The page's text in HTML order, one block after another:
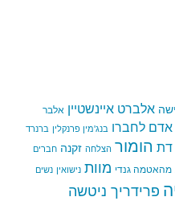
אלברט איינשטיין אלבר
אדם לחברו בנג'מין פרנקלין ברנרד
דת הומור הצלחה זקנה חברים
מהאטמה גנדי מוות נישואין נשים
פרידריך ניטשה